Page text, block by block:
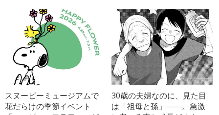
スヌーピーミュージアムで
花だらけの季節イベント
30歳の夫婦なのに、見た目
は「祖母と孫」――。急激